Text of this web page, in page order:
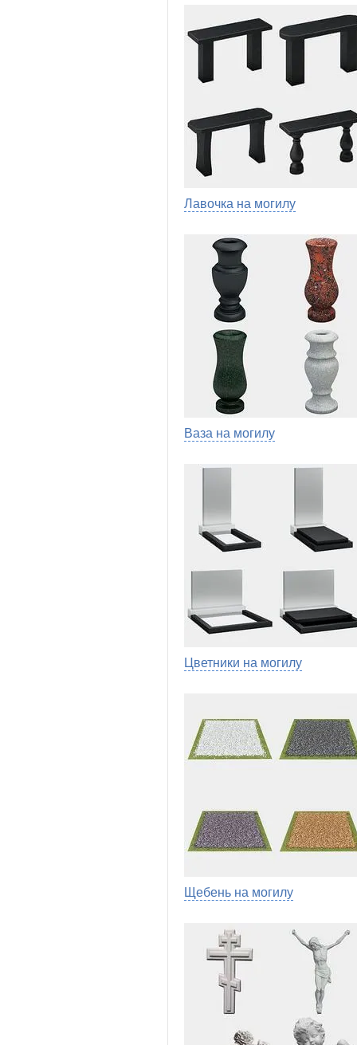
Лавочка на могилу
Ваза на могилу
Цветники на могилу
Щебень на могилу